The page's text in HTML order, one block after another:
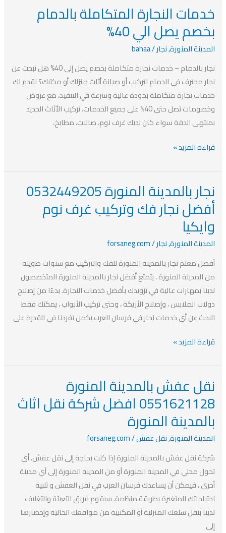
خدمات النجارة المتكاملة بالدمام
بخصم يصل الي 40%
المدينة المنورة,نجار/
bahaa
نجار بالدمام – خدمات نجارة متكاملة بخصم يصل إلى 40% هل تبحث عن
نجار محترف في الدمام لتركيب أو صيانة أثاث منزلك أو مكتبك؟ نقدم لك
خدمات نجارة متكاملة بجودة عالية وسرعة في التنفيذ، مع عروض
وخصومات تصل حتى 40% على جميع الخدمات. تركيب الأثاث الجديد
بمنتهى الدقة سواء كان لديك غرف نوم، صالات، مطابخ،
خدمات
النجارة
المتكاملة
بالدمام
بخصم
يصل
الي
40%
قراءة المزيد »
نجار بالمدينة المنورة 0532449205
أفضل نجار فك وتركيب غرف نوم
وايكيا
المدينة المنورة,نجار/
forsaneg.com
أفضل معلم نجار بالمدينة المنورة للفك والتركيب مع سنوات طويلة
من المدينة المنورة ، يتمتع أفضل نجار بالمدينة المنورة المتخصصون
لدينا بمهارات عالية في تزويدك بأفضل خدمات النجارة. بدءًا من إصلاح
دولاب الملابس ، وإصلاح الأريكة ، وحتى تركيب الأبواب ، يمكنك فقط
البحث عن أي خدمات نجار في فرسان العرب.يكمن تفردنا في القدرة على
نجار
بالمدينة
المنورة
0532449205
أفضل
نجار
فك
وتركيب
غرف
نوم
وايكيا
قراءة المزيد »
نقل عفش بالمدينة المنورة
0551621128 افضل شركة نقل اثاث
بالمدينة المنورة
المدينة المنورة,نقل عفش/
forsaneg.com
شركة نقل عفش بالمدينة المنورة إذا كنت بحاجة إلى نقل عفش، أي
تحول محلي في المدينة المنورة أو من المدينة المنورة إلى أي مدينة
أخرى ، فيمكن أن يساعدك فرسان العرب في نقل العفش و تلبية
احتياجاتك المتغيرة بطريقة منظمة. سيقوم فريق التعبئة والتغليف
لدينا بنقل سلعك المنزلية أو المكتبية من مواقعك الحالية وإحضارها
إلى
نقل
عفش
بالمدينة
المنورة
0551621128
افضل
شركة
نقل
اثاث
بالمدينة
المنورة